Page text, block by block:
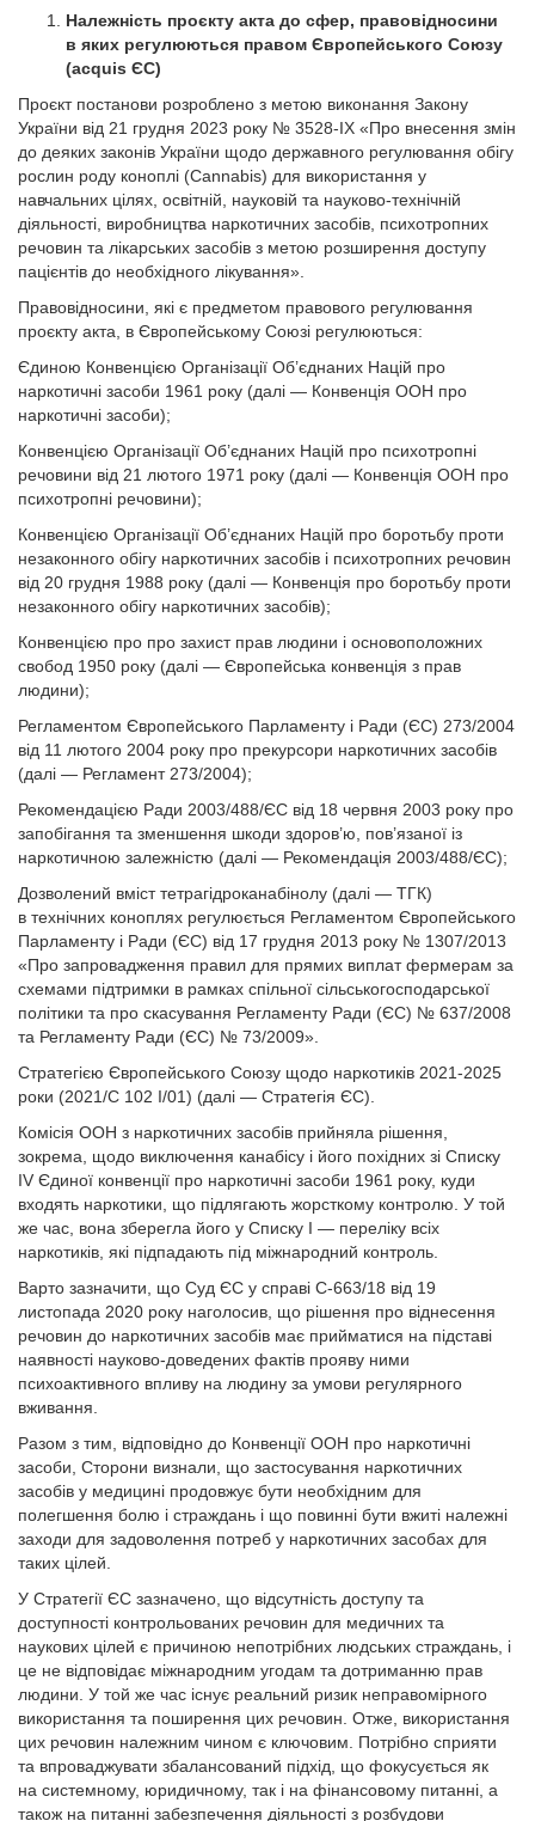
Належність проєкту акта до сфер, правовідносини
в яких регулюються правом Європейського Союзу
(acquis ЄС)
Проєкт постанови розроблено з метою виконання Закону
України від 21 грудня 2023 року № 3528-IX «Про внесення змін
до деяких законів України щодо державного регулювання обігу
рослин роду коноплі (Cannabis) для використання у
навчальних цілях, освітній, науковій та науково-технічній
діяльності, виробництва наркотичних засобів, психотропних
речовин та лікарських засобів з метою розширення доступу
пацієнтів до необхідного лікування».
Правовідносини, які є предметом правового регулювання
проєкту акта, в Європейському Союзі регулюються:
Єдиною Конвенцією Організації Об’єднаних Націй про
наркотичні засоби 1961 року (далі — Конвенція ООН про
наркотичні засоби);
Конвенцією Організації Об’єднаних Націй про психотропні
речовини від 21 лютого 1971 року (далі — Конвенція ООН про
психотропні речовини);
Конвенцією Організації Об’єднаних Націй про боротьбу проти
незаконного обігу наркотичних засобів і психотропних речовин
від 20 грудня 1988 року (далі — Конвенція про боротьбу проти
незаконного обігу наркотичних засобів);
Конвенцією про про захист прав людини і основоположних
свобод 1950 року (далі — Європейська конвенція з прав
людини);
Регламентом Європейського Парламенту і Ради (ЄС) 273/2004
від 11 лютого 2004 року про прекурсори наркотичних засобів
(далі — Регламент 273/2004);
Рекомендацією Ради 2003/488/ЄС від 18 червня 2003 року про
запобігання та зменшення шкоди здоров’ю, пов’язаної із
наркотичною залежністю (далі — Рекомендація 2003/488/ЄС);
Дозволений вміст тетрагідроканабінолу (далі — ТГК)
в технічних коноплях регулюється Регламентом Європейського
Парламенту і Ради (ЄС) від 17 грудня 2013 року № 1307/2013
«Про запровадження правил для прямих виплат фермерам за
схемами підтримки в рамках спільної сільськогосподарської
політики та про скасування Регламенту Ради (ЄС) № 637/2008
та Регламенту Ради (ЄС) № 73/2009».
Стратегією Європейського Союзу щодо наркотиків 2021-2025
роки (2021/C 102 I/01) (далі — Стратегія ЄС).
Комісія ООН з наркотичних засобів прийняла рішення,
зокрема, щодо виключення канабісу і його похідних зі Списку
IV Єдиної конвенції про наркотичні засоби 1961 року, куди
входять наркотики, що підлягають жорсткому контролю. У той
же час, вона зберегла його у Списку I — переліку всіх
наркотиків, які підпадають під міжнародний контроль.
Варто зазначити, що Суд ЄС у справі C-663/18 від 19
листопада 2020 року наголосив, що рішення про віднесення
речовин до наркотичних засобів має прийматися на підставі
наявності науково-доведених фактів прояву ними
психоактивного впливу на людину за умови регулярного
вживання.
Разом з тим, відповідно до Конвенції ООН про наркотичні
засоби, Сторони визнали, що застосування наркотичних
засобів у медицині продовжує бути необхідним для
полегшення болю і страждань і що повинні бути вжиті належні
заходи для задоволення потреб у наркотичних засобах для
таких цілей.
У Стратегії ЄС зазначено, що відсутність доступу та
доступності контрольованих речовин для медичних та
наукових цілей є причиною непотрібних людських страждань, і
це не відповідає міжнародним угодам та дотриманню прав
людини. У той же час існує реальний ризик неправомірного
використання та поширення цих речовин. Отже, використання
цих речовин належним чином є ключовим. Потрібно сприяти
та впроваджувати збалансований підхід, що фокусується як
на системному, юридичному, так і на фінансовому питанні, а
також на питанні забезпечення діяльності з розбудови